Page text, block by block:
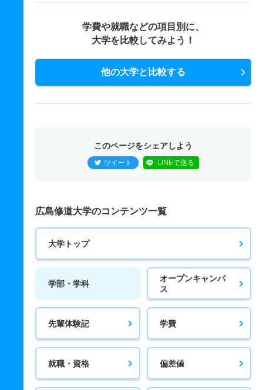
学費や就職などの項目別に、
大学を比較してみよう！
他の大学と比較する
このページをシェアしよう
ツイート LINEで送る
広島修道大学のコンテンツ一覧
大学トップ
学部・学科
オープンキャンパ
ス
先輩体験記 学費
就職・資格 偏差値